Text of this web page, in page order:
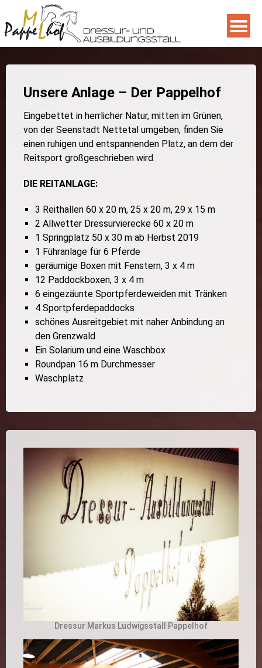
Unsere Anlage – Der Pappelhof
Eingebettet in herrlicher Natur, mitten im Grünen,
von der Seenstadt Nettetal umgeben, finden Sie
einen ruhigen und entspannenden Platz, an dem der
Reitsport großgeschrieben wird.
DIE REITANLAGE:
3 Reithallen 60 x 20 m, 25 x 20 m, 29 x 15 m
2 Allwetter Dressurvierecke 60 x 20 m
1 Springplatz 50 x 30 m ab Herbst 2019
1 Führanlage für 6 Pferde
geräumige Boxen mit Fenstern, 3 x 4 m
12 Paddockboxen, 3 x 4 m
6 eingezäunte Sportpferdeweiden mit Tränken
4 Sportpferdepaddocks
schönes Ausreitgebiet mit naher Anbindung an
den Grenzwald
Ein Solarium und eine Waschbox
Roundpan 16 m Durchmesser
Waschplatz
Dressur Markus Ludwigsstall Pappelhof